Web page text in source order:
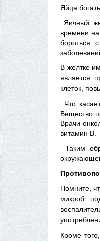
Яйца
Яичный
времени на
бороться
В желтке
является
клеток,
Что
Вещество
Врачи-
витамин В.
Таким
Помните,
микроб
Кроме